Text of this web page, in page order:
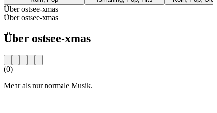
Über ostsee-xmas
Über ostsee-xmas
Über ostsee-xmas
(0)
Mehr als nur normale Musik.